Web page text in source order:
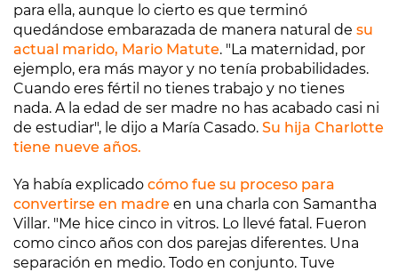
para ella, aunque lo cierto es que terminó
quedándose embarazada de manera natural de su
actual marido, Mario Matute. "La maternidad, por
ejemplo, era más mayor y no tenía probabilidades.
Cuando eres fértil no tienes trabajo y no tienes
nada. A la edad de ser madre no has acabado casi ni
de estudiar", le dijo a María Casado. Su hija Charlotte
tiene nueve años.
Ya había explicado cómo fue su proceso para
convertirse en madre en una charla con Samantha
Villar. "Me hice cinco in vitros. Lo llevé fatal. Fueron
como cinco años con dos parejas diferentes. Una
separación en medio. Todo en conjunto. Tuve